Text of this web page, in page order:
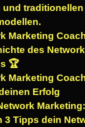
und traditionellen
Marketing
des Network
🏆
Marketing
Erfolg
3 Tipps dein